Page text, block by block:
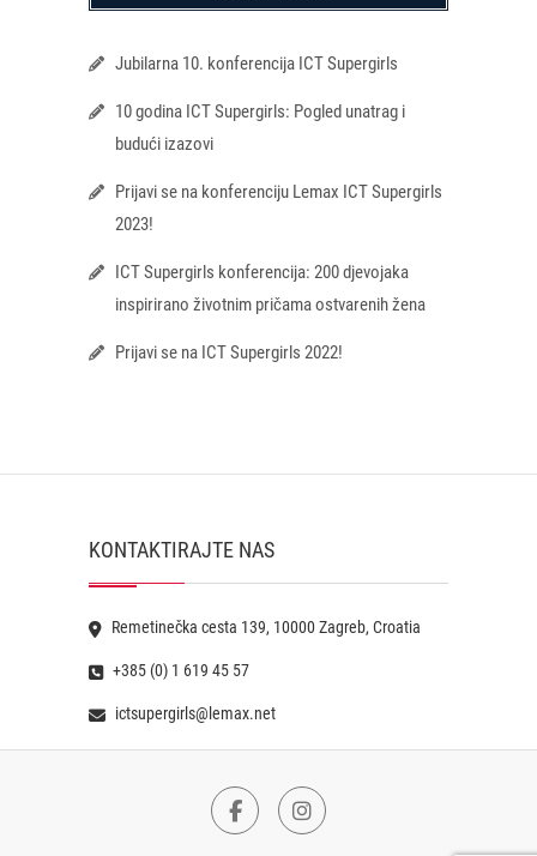
Jubilarna 10. konferencija ICT Supergirls
10 godina ICT Supergirls: Pogled unatrag i
budući izazovi
Prijavi se na konferenciju Lemax ICT Supergirls
2023!
ICT Supergirls konferencija: 200 djevojaka
inspirirano životnim pričama ostvarenih žena
Prijavi se na ICT Supergirls 2022!
KONTAKTIRAJTE NAS
Remetinečka cesta 139, 10000 Zagreb, Croatia
+385 (0) 1 619 45 57
ictsupergirls@lemax.net
FacebookInstagram